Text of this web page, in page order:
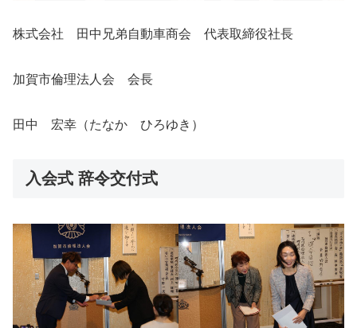
株式会社 田中兄弟自動車商会 代表取締役社長
加賀市倫理法人会 会長
田中 宏幸（たなか ひろゆき）
入会式 辞令交付式